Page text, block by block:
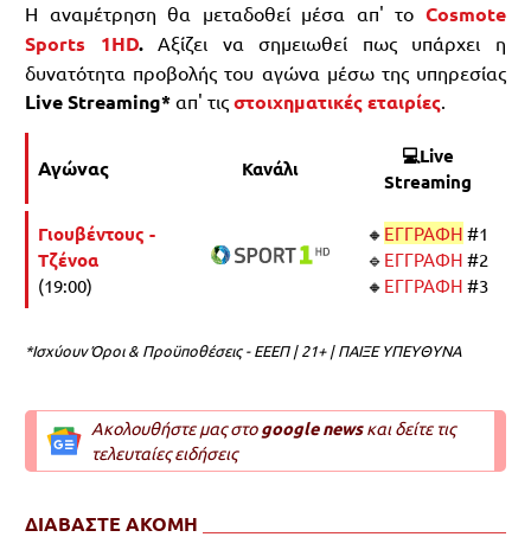
Η αναμέτρηση θα μεταδοθεί μέσα απ' το Cosmote
Sports 1HD.Αξίζει να σημειωθεί πως υπάρχει η
δυνατότητα προβολής του αγώνα μέσω της υπηρεσίας
Live Streaming* απ' τις στοιχηματικές εταιρίες.
Αγώνας Κανάλι
💻Live
Streaming
Γιουβέντους -
Τζένοα
(19:00)
🔸 ΕΓΓΡΑΦΗ #1
🔹 ΕΓΓΡΑΦΗ #2
🔸 ΕΓΓΡΑΦΗ #3
*Ισχύουν Όροι & Προϋποθέσεις - ΕΕΕΠ | 21+ | ΠΑΙΞΕ ΥΠΕΥΘΥΝΑ
Ακολουθήστε μας στοgoogle newsκαι δείτε τις
τελευταίες ειδήσεις
ΔΙΑΒΑΣΤΕ ΑΚΟΜΗ